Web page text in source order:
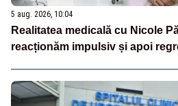
5 aug. 2026, 10:04
Realitatea medicală cu Nicole
reacționăm impulsiv și apoi